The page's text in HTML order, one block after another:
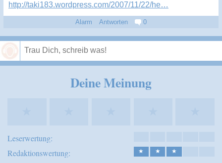
http://taki183.wordpress.com/2007/11/22/he…
Alarm Antworten 0
Deine Meinung
Leserwertung:
Redaktionswertung:
★ ★ ★